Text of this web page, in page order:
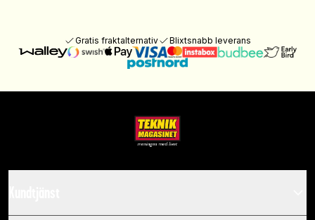
Gratis fraktalternativ Blixtsnabb leverans